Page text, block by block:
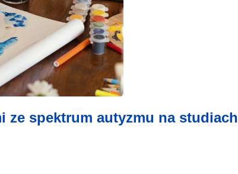
ze spektrum autyzmu na studiach